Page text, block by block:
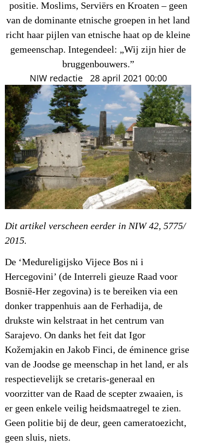
positie. Moslims, Serviërs en Kroaten – geen
van de dominante etnische groepen in het land
richt haar pijlen van etnische haat op de kleine
gemeenschap. Integendeel: „Wij zijn hier de
bruggenbouwers.”
NIW redactie 28 april 2021 00:00
Dit artikel verscheen eerder in NIW 42, 5775/
2015.
De ‘Medureligijsko Vijece Bos ni i
Hercegovini’ (de Interreli gieuze Raad voor
Bosnië-Her zegovina) is te bereiken via een
donker trappenhuis aan de Ferhadija, de
drukste win kelstraat in het centrum van
Sarajevo. On danks het feit dat Igor
Kožemjakin en Jakob Finci, de éminence grise
van de Joodse ge meenschap in het land, er als
respectievelijk se cretaris-generaal en
voorzitter van de Raad de scepter zwaaien, is
er geen enkele veilig heidsmaatregel te zien.
Geen politie bij de deur, geen cameratoezicht,
geen sluis, niets.